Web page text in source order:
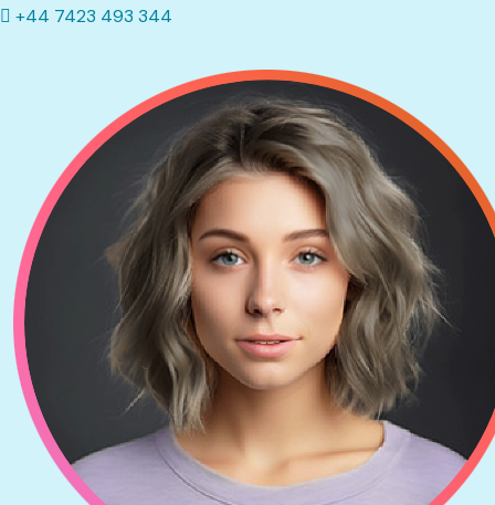
+44 7423 493 344